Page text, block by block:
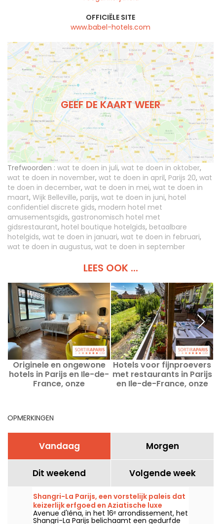
OFFICIËLE SITE
www.babel-hotels.com
GEEF DE KAART WEER
Trefwoorden : wat te doen in juli, wat te doen in oktober,
wat te doen in november, wat te doen in april, Parijs 20, wat
te doen in december, wat te doen in mei, wat te doen in
maart, Wijk Belleville, parijs, wat te doen in juni, hotel
confidentiel discrete gids, modern hotel met
amusementsgids, gastronomisch hotel met
gidsrestaurant, hotel boutique hotelgids, betaalbare
hotelgids, wat te doen in januari, wat te doen in februari,
wat te doen in augustus, wat te doen in september
LEES OOK ...
Originele en ongewone
hotels in Parijs en Ile-de-
France, onze
Hotels voor fijnproevers
met restaurants in Parijs
en Ile-de-France, onze
OPMERKINGEN
Vandaag Morgen
Dit weekend Volgende week
Shangri-La Parijs, een vorstelijk paleis dat
keizerlijk erfgoed en Aziatische luxe
combineert op de Avenue d'Iéna
Avenue d'Iéna, in het 16ᵉ arrondissement, het
Shangri-La Parijs belichaamt een gedurfde